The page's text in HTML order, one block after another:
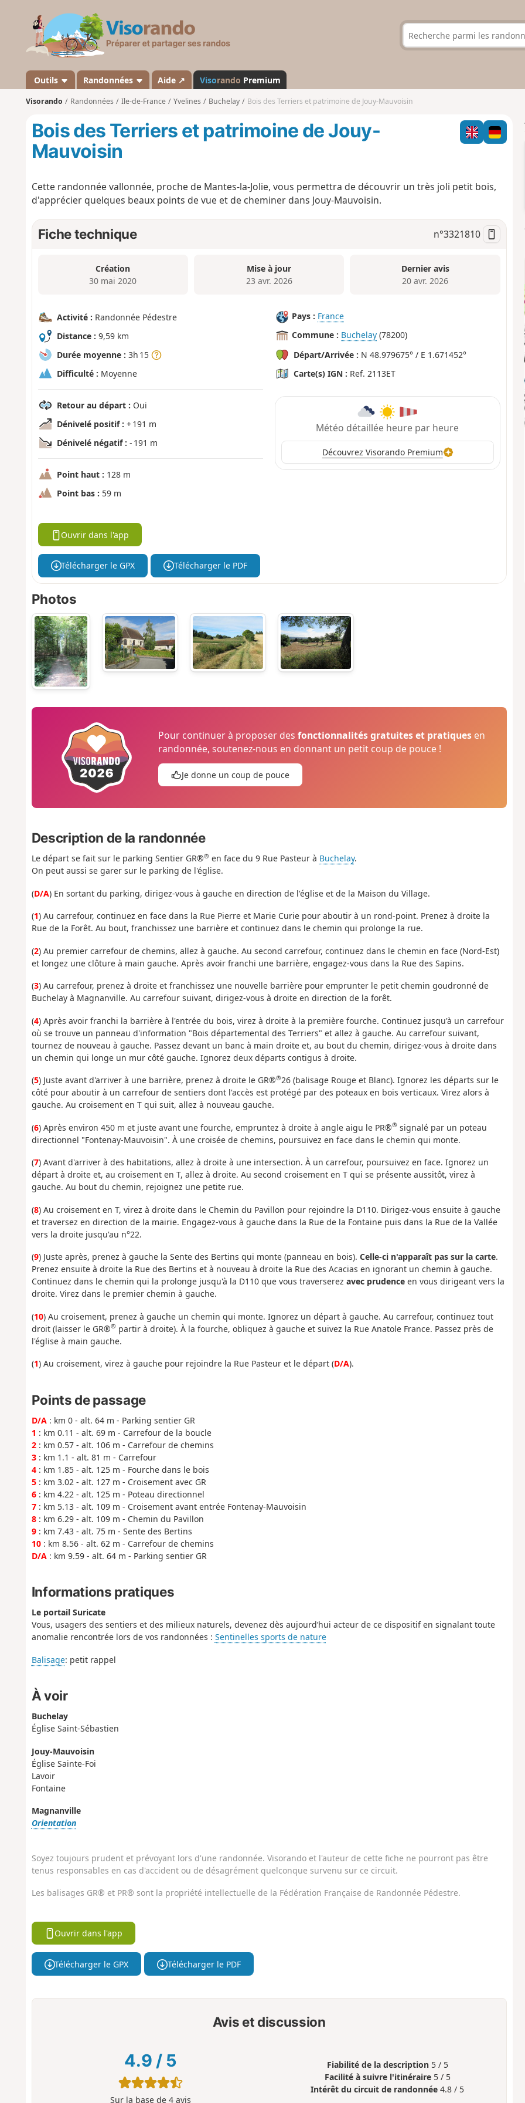
s
a
n
d
Outils Randonnées Aide ↗ Visorando Premium
Visorando Randonnées Ile-de-France Yvelines Buchelay Bois des Terriers et patrimoine de Jouy-Mauvoisin
Bois des Terriers et patrimoine de Jouy-
Mauvoisin
Cette randonnée vallonnée, proche de Mantes-la-Jolie, vous permettra de découvrir un très joli petit bois,
d'apprécier quelques beaux points de vue et de cheminer dans Jouy-Mauvoisin.
Fiche technique n°3321810
Création
30 mai 2020
Mise à jour
23 avr. 2026
Dernier avis
20 avr. 2026
Activité : Randonnée Pédestre
Distance : 9,59 km
Durée moyenne : 3h 15
Difficulté : Moyenne
Retour au départ : Oui
Dénivelé positif : + 191 m
Dénivelé négatif : - 191 m
Point haut : 128 m
Point bas : 59 m
Pays : France
Commune : Buchelay (78200)
Départ/Arrivée : N 48.979675° / E 1.671452°
Carte(s) IGN : Ref. 2113ET
Météo détaillée heure par heure
Découvrez Visorando Premium
Ouvrir dans l'app
Télécharger le GPX Télécharger le PDF
Photos
Pour continuer à proposer desfonctionnalités gratuites et pratiques en
randonnée, soutenez-nous en donnant un petit coup de pouce !
Je donne un coup de pouce
Description de la randonnée
Le départ se fait sur le parking Sentier GR®®en face du 9 Rue Pasteur à Buchelay.
On peut aussi se garer sur le parking de l'église.
(D/A) En sortant du parking, dirigez-vous à gauche en direction de l'église et de la Maison du Village.
(1) Au carrefour, continuez en face dans la Rue Pierre et Marie Curie pour aboutir à un rond-point. Prenez à droite la
Rue de la Forêt. Au bout, franchissez une barrière et continuez dans le chemin qui prolonge la rue.
(2) Au premier carrefour de chemins, allez à gauche. Au second carrefour, continuez dans le chemin en face (Nord-Est)
et longez une clôture à main gauche. Après avoir franchi une barrière, engagez-vous dans la Rue des Sapins.
(3) Au carrefour, prenez à droite et franchissez une nouvelle barrière pour emprunter le petit chemin goudronné de
Buchelay à Magnanville. Au carrefour suivant, dirigez-vous à droite en direction de la forêt.
(4) Après avoir franchi la barrière à l'entrée du bois, virez à droite à la première fourche. Continuez jusqu'à un carrefour
où se trouve un panneau d'information "Bois départemental des Terriers" et allez à gauche. Au carrefour suivant,
tournez de nouveau à gauche. Passez devant un banc à main droite et, au bout du chemin, dirigez-vous à droite dans
un chemin qui longe un mur côté gauche. Ignorez deux départs contigus à droite.
(5) Juste avant d'arriver à une barrière, prenez à droite le GR®®26 (balisage Rouge et Blanc). Ignorez les départs sur le
côté pour aboutir à un carrefour de sentiers dont l'accès est protégé par des poteaux en bois verticaux. Virez alors à
gauche. Au croisement en T qui suit, allez à nouveau gauche.
(6) Après environ 450 m et juste avant une fourche, empruntez à droite à angle aigu le PR®®signalé par un poteau
directionnel "Fontenay-Mauvoisin". À une croisée de chemins, poursuivez en face dans le chemin qui monte.
(7) Avant d'arriver à des habitations, allez à droite à une intersection. À un carrefour, poursuivez en face. Ignorez un
départ à droite et, au croisement en T, allez à droite. Au second croisement en T qui se présente aussitôt, virez à
gauche. Au bout du chemin, rejoignez une petite rue.
(8) Au croisement en T, virez à droite dans le Chemin du Pavillon pour rejoindre la D110. Dirigez-vous ensuite à gauche
et traversez en direction de la mairie. Engagez-vous à gauche dans la Rue de la Fontaine puis dans la Rue de la Vallée
vers la droite jusqu'au n°22.
(9) Juste après, prenez à gauche la Sente des Bertins qui monte (panneau en bois). Celle-ci n'apparaît pas sur la carte.
Prenez ensuite à droite la Rue des Bertins et à nouveau à droite la Rue des Acacias en ignorant un chemin à gauche.
Continuez dans le chemin qui la prolonge jusqu'à la D110 que vous traverserez avec prudenceen vous dirigeant vers la
droite. Virez dans le premier chemin à gauche.
(10) Au croisement, prenez à gauche un chemin qui monte. Ignorez un départ à gauche. Au carrefour, continuez tout
droit (laisser le GR®®partir à droite). À la fourche, obliquez à gauche et suivez la Rue Anatole France. Passez près de
l'église à main gauche.
(1) Au croisement, virez à gauche pour rejoindre la Rue Pasteur et le départ (D/A).
Points de passage
D/A: km 0 - alt. 64 m - Parking sentier GR
1 : km 0.11 - alt. 69 m - Carrefour de la boucle
2: km 0.57 - alt. 106 m - Carrefour de chemins
3: km 1.1 - alt. 81 m - Carrefour
4: km 1.85 - alt. 125 m - Fourche dans le bois
5: km 3.02 - alt. 127 m - Croisement avec GR
6: km 4.22 - alt. 125 m - Poteau directionnel
7: km 5.13 - alt. 109 m - Croisement avant entrée Fontenay-Mauvoisin
8: km 6.29 - alt. 109 m - Chemin du Pavillon
9: km 7.43 - alt. 75 m - Sente des Bertins
10: km 8.56 - alt. 62 m - Carrefour de chemins
D/A: km 9.59 - alt. 64 m - Parking sentier GR
Informations pratiques
Le portail Suricate
Vous, usagers des sentiers et des milieux naturels, devenez dès aujourd’hui acteur de ce dispositif en signalant toute
anomalie rencontrée lors de vos randonnées : Sentinelles sports de nature
Balisage: petit rappel
À voir
Buchelay
Église Saint-Sébastien
Jouy-Mauvoisin
Église Sainte-Foi
Lavoir
Fontaine
Magnanville
Orientation
Soyez toujours prudent et prévoyant lors d'une randonnée. Visorando et l'auteur de cette fiche ne pourront pas être
tenus responsables en cas d'accident ou de désagrément quelconque survenu sur ce circuit.
Les balisages GR® et PR® sont la propriété intellectuelle de la Fédération Française de Randonnée Pédestre.
Ouvrir dans l'app
Télécharger le GPX Télécharger le PDF
Avis et discussion
4.9 / 5
Sur la base de 4avis
Fiabilité de la description 5 / 5
Facilité à suivre l'itinéraire 5 / 5
Intérêt du circuit de randonnée 4.8 / 5